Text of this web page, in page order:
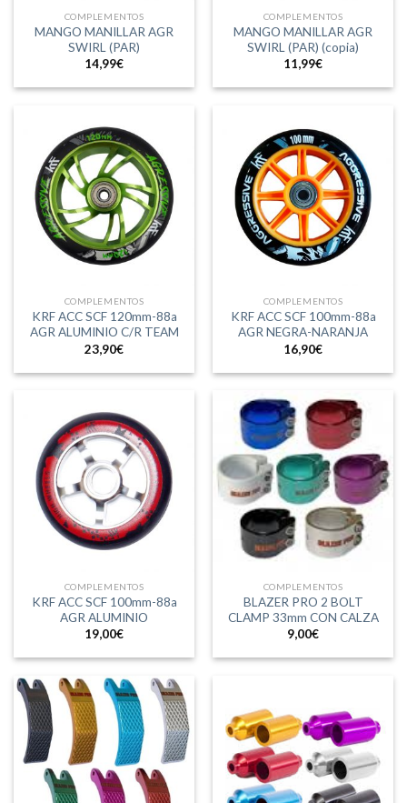
COMPLEMENTOS
MANGO MANILLAR AGR
SWIRL (PAR)
14,99€
COMPLEMENTOS
MANGO MANILLAR AGR
SWIRL (PAR) (copia)
11,99€
COMPLEMENTOS
KRF ACC SCF 120mm-88a
AGR ALUMINIO C/R TEAM
23,90€
COMPLEMENTOS
KRF ACC SCF 100mm-88a
AGR NEGRA-NARANJA
16,90€
COMPLEMENTOS
KRF ACC SCF 100mm-88a
AGR ALUMINIO
19,00€
COMPLEMENTOS
BLAZER PRO 2 BOLT
CLAMP 33mm CON CALZA
9,00€